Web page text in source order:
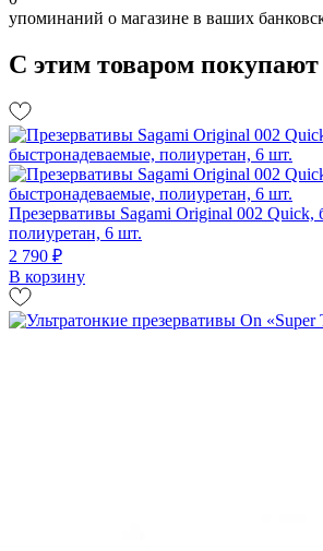
упоминаний о магазине в ваших
С этим товаром покупают
Презервативы Sagami Original 002 Quick,
полиуретан, 6 шт.
2 790 ₽
В корзину